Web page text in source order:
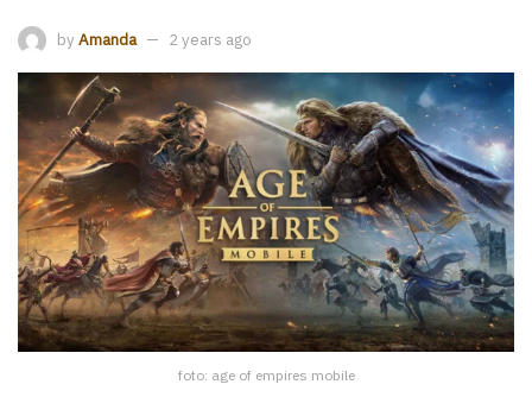
by Amanda 2 years ago
foto: age of empires mobile